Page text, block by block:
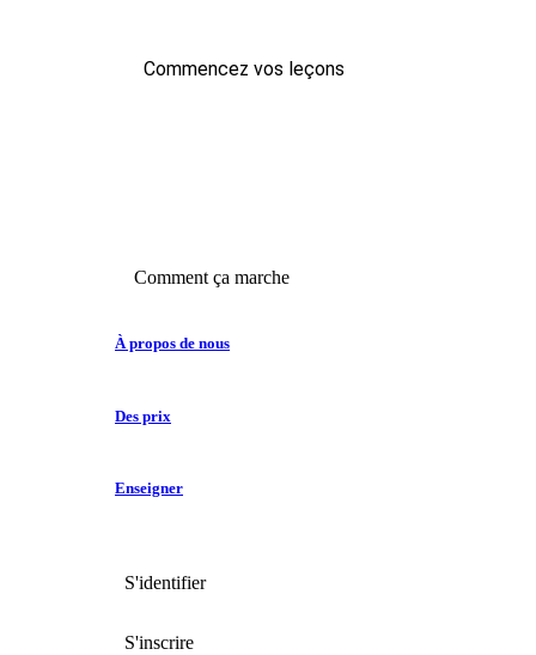
Commencez vos leçons
Comment ça marche
À propos de nous
Des prix
Enseigner
S'identifier
S'inscrire